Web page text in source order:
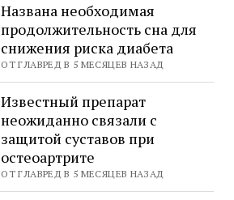
Названа необходимая
продолжительность сна для
снижения риска диабета
ОТ ГЛАВРЕД В 5 МЕСЯЦЕВ НАЗАД
Известный препарат
неожиданно связали с
защитой суставов при
остеоартрите
ОТ ГЛАВРЕД В 5 МЕСЯЦЕВ НАЗАД